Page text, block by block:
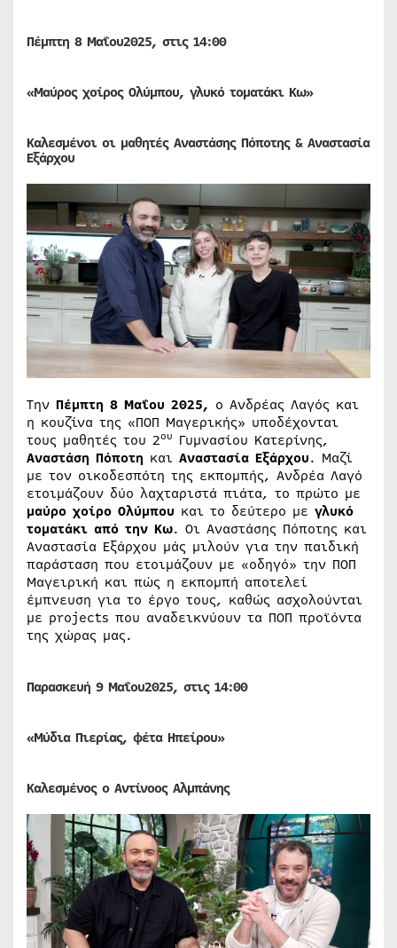
Πέμπτη 8 Μαΐου2025, στις 14:00
«Μαύρος χοίρος Ολύμπου, γλυκό τοματάκι Κω»
Καλεσμένοι οι μαθητές Αναστάσης Πόποτης & Αναστασία
Εξάρχου
Την Πέμπτη 8 Μαΐου 2025, ο Ανδρέας Λαγός και
η κουζίνα της «ΠΟΠ Μαγερικής» υποδέχονται
τους μαθητές του 2ου Γυμνασίου Κατερίνης,
Αναστάση Πόποτη και Αναστασία Εξάρχου. Μαζί
με τον οικοδεσπότη της εκπομπής, Ανδρέα Λαγό
ετοιμάζουν δύο λαχταριστά πιάτα, το πρώτο με
μαύρο χοίρο Ολύμπου και το δεύτερο με γλυκό
τοματάκι από την Κω. Οι Αναστάσης Πόποτης και
Αναστασία Εξάρχου μάς μιλούν για την παιδική
παράσταση που ετοιμάζουν με «οδηγό» την ΠΟΠ
Μαγειρική και πώς η εκπομπή αποτελεί
έμπνευση για το έργο τους, καθώς ασχολούνται
με projects που αναδεικνύουν τα ΠΟΠ προϊόντα
της χώρας μας.
Παρασκευή 9 Μαΐου2025, στις 14:00
«Μύδια Πιερίας, φέτα Ηπείρου»
Καλεσμένος ο Αντίνοος Αλμπάνης